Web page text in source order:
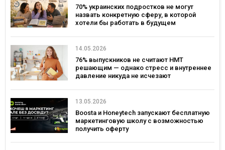
70% украинских подростков не могут
назвать конкретную сферу, в которой
хотели бы работать в будущем
14.05.2026
76% выпускников не считают НМТ
решающим — однако стресс и внутреннее
давление никуда не исчезают
13.05.2026
Boosta и Honeytech запускают бесплатную
маркетинговую школу с возможностью
получить оферту